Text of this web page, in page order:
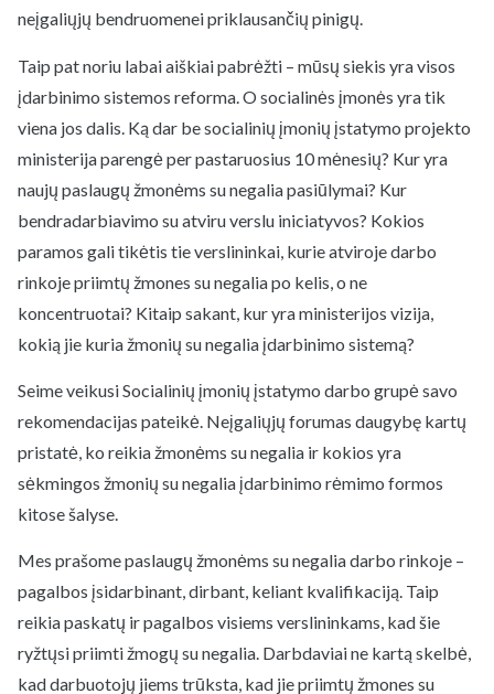
neįgaliųjų bendruomenei priklausančių pinigų.
Taip pat noriu labai aiškiai pabrėžti – mūsų siekis yra visos
įdarbinimo sistemos reforma. O socialinės įmonės yra tik
viena jos dalis. Ką dar be socialinių įmonių įstatymo projekto
ministerija parengė per pastaruosius 10 mėnesių? Kur yra
naujų paslaugų žmonėms su negalia pasiūlymai? Kur
bendradarbiavimo su atviru verslu iniciatyvos? Kokios
paramos gali tikėtis tie verslininkai, kurie atviroje darbo
rinkoje priimtų žmones su negalia po kelis, o ne
koncentruotai? Kitaip sakant, kur yra ministerijos vizija,
kokią jie kuria žmonių su negalia įdarbinimo sistemą?
Seime veikusi Socialinių įmonių įstatymo darbo grupė savo
rekomendacijas pateikė. Neįgaliųjų forumas daugybę kartų
pristatė, ko reikia žmonėms su negalia ir kokios yra
sėkmingos žmonių su negalia įdarbinimo rėmimo formos
kitose šalyse.
Mes prašome paslaugų žmonėms su negalia darbo rinkoje –
pagalbos įsidarbinant, dirbant, keliant kvalifikaciją. Taip
reikia paskatų ir pagalbos visiems verslininkams, kad šie
ryžtųsi priimti žmogų su negalia. Darbdaviai ne kartą skelbė,
kad darbuotojų jiems trūksta, kad jie priimtų žmones su